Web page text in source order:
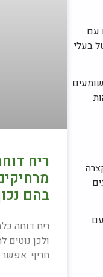
עם
בעלי
ריח
בהם
ריח דוחה
ולכן
חריף. אפשר